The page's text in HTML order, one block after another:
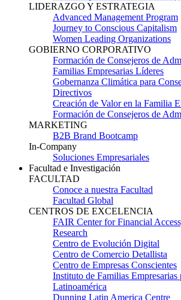
LIDERAZGO Y ESTRATEGIA
Advanced Management Program
Journey to Conscious Capitalism
Women Leading Organizations
GOBIERNO CORPORATIVO
Formación de Consejeros de
Familias Empresarias Líderes
Gobernanza Climática para
Directivos
Creación de Valor en la Familia
Formación de Consejeros de
MARKETING
B2B Brand Bootcamp
In-Company
Soluciones Empresariales
Facultad e Investigación
FACULTAD
Conoce a nuestra Facultad
Facultad Global
CENTROS DE EXCELENCIA
FAIR Center for Financial
Research
Centro de Evolución Digital
Centro de Comercio Detallista
Centro de Empresas Conscientes
Instituto de Familias
Latinoamérica
Dunning Latin America Centre